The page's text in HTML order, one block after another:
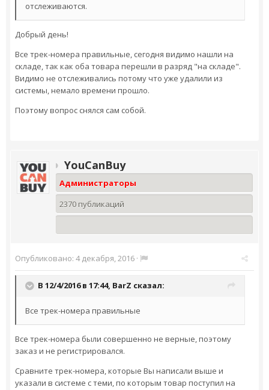
отслеживаются.
Добрый день!
Все трек-номера правильные, сегодня видимо нашли на
складе, так как оба товара перешли в разряд "на складе".
Видимо не отслеживались потому что уже удалили из
системы, немало времени прошло.
Поэтому вопрос снялся сам собой.
YouCanBuy
Администраторы
2370 публикаций
Опубликовано: 4 декабря, 2016 ·
В 12/4/2016 в 17:44, BarZ сказал:
Все трек-номера правильные
Все трек-номера были совершенно не верные, поэтому
заказ и не регистрировался.
Сравните трек-номера, которые Вы написали выше и
указали в системе с теми, по которым товар поступил на